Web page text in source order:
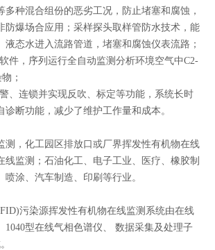
多种混合组份的恶劣工况，防止堵塞和腐蚀，
防爆场合应用；采样探头取样管防水技术，能
液态水进入流路管道，堵塞和腐蚀仪表流路；
件，序列运行全自动监测分析环境空气中C2-
；
、连锁并实现反吹、标定等功能，系统长时
诊断功能，减少了维护工作量和成本。
测，化工园区排放口或厂界挥发性有机物在线
线监测；石油化工、电子工业、医疗、橡胶制
涂、汽车制造、印刷等行业。
污染源挥发性有机物在线监测系统由在线
1040型在线气相色谱仪、 数据采集及处理子